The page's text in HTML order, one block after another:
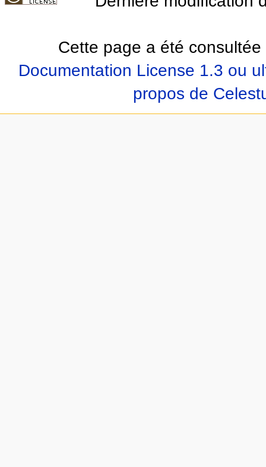
Cette page a été
Documentation License 1.3 ou
propos de